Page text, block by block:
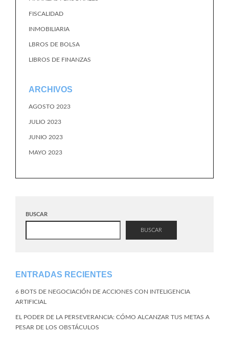
FISCALIDAD
INMOBILIARIA
LBROS DE BOLSA
LIBROS DE FINANZAS
ARCHIVOS
AGOSTO 2023
JULIO 2023
JUNIO 2023
MAYO 2023
BUSCAR
BUSCAR
ENTRADAS RECIENTES
6 BOTS DE NEGOCIACIÓN DE ACCIONES CON INTELIGENCIA
ARTIFICIAL
EL PODER DE LA PERSEVERANCIA: CÓMO ALCANZAR TUS METAS A
PESAR DE LOS OBSTÁCULOS